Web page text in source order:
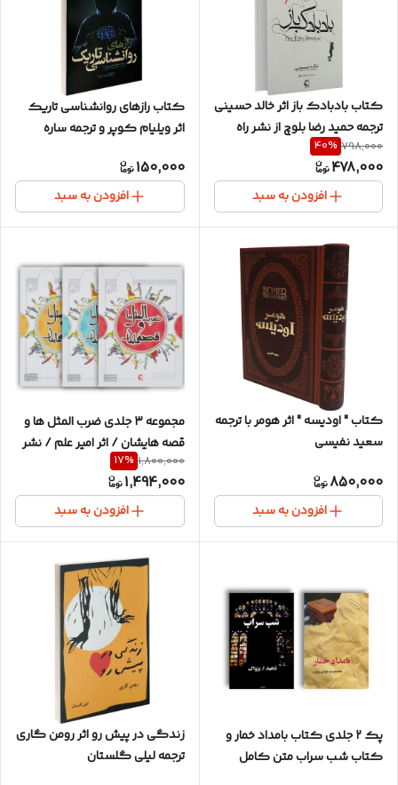
کتاب بادبادک باز اثر خالد حسینی
ترجمه حمید رضا بلوچ از نشر راه
معاصر
798,000
40%
478,000
افزودن به سبد
کتاب رازهای روانشناسی تاریک
اثر ویلیام کوپر و ترجمه ساره
نسخه اصلی و کامل
150,000
افزودن به سبد
کتاب " اودیسه " اثر هومر با ترجمه
سعید نفیسی
850,000
افزودن به سبد
مجموعه ۳ جلدی ضرب المثل ها و
قصه هایشان / اثر امیر علم / نشر
راه معاصر
1,800,000
17%
1,494,000
افزودن به سبد
پک ۲ جلدی کتاب بامداد خمار و
کتاب شب سراب متن کامل
زندگی در پیش رو اثر رومن گاری
ترجمه لیلی گلستان